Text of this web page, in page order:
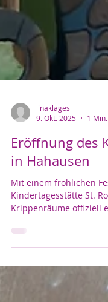
linaklages
9. Okt. 2025
Eröffnung des
in Hahausen
Kindertagesstätte St.
Krippenräume offiziell